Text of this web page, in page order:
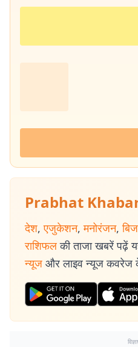
Prabhat
देश, एजुकेशन, मनोरंजन,
राशिफल की ताजा खबरें पढ़ें
न्यूज और लाइव न्यूज कवरेज